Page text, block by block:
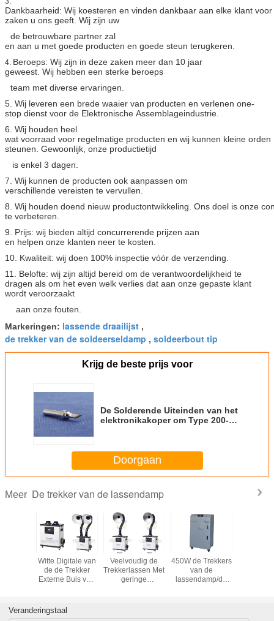
Dankbaarheid: Wij koesteren en vinden dankbaar aan elke klant voor
zaken u ons geeft. Wij zijn uw
de betrouwbare partner zal
en aan u met goede producten en goede steun terugkeren.
4. Beroeps: Wij zijn in deze zaken meer dan 10 jaar
geweest. Wij hebben een sterke beroeps
team met diverse ervaringen.
5. Wij leveren een brede waaier van producten en verlenen one-
stop dienst voor de Elektronische Assemblageindustrie.
6. Wij houden heel
wat voorraad voor regelmatige producten en wij kunnen kleine orden
steunen. Gewoonlijk, onze productietijd
is enkel 3 dagen.
7. Wij kunnen de producten ook aanpassen om
verschillende vereisten te vervullen.
8. Wij houden doend nieuw productontwikkeling. Ons doel is onze
te verbeteren.
9. Prijs: wij bieden altijd concurrerende prijzen aan
en helpen onze klanten neer te kosten.
10. Kwaliteit: wij doen 100% inspectie vóór de verzending.
11. Belofte: wij zijn altijd bereid om de verantwoordelijkheid te
dragen als om het even welk verlies dat aan onze gepaste klant
wordt veroorzaakt
aan onze fouten.
Markeringen: lassende draailijst ,
de trekker van de soldeerseldamp , soldeerbout tip
Krijg de beste prijs voor
De Solderende Uiteinden van het
elektronikakoper om Type 200-SK
Doorgaan
Meer De trekker van de lassendamp
Witte Digitale van
de de Trekker
Externe Buis van
Veelvoudig de
Trekkerlassen Met
geringe
Verwijderen van
450W de Trekkers
van de
lassendamp/de
met Veelvoudige
Veranderingstaal